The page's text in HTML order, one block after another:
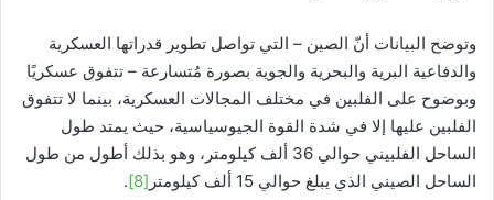
وتوضح البيانات أنّ الصين – التي تواصل تطوير قدراتها العسكرية
والدفاعية البرية والبحرية والجوية بصورة مُتسارعة – تتفوق عسكريًا
وبوضوح على الفلبين في مختلف المجالات العسكرية، بينما لا تتفوق
الفلبين عليها إلا في شدة القوة الجيوسياسية، حيث يمتد طول
الساحل الفلبيني حوالي 36 ألف كيلومتر، وهو بذلك أطول من طول
الساحل الصيني الذي يبلغ حوالي 15 ألف كيلومتر
[8]
.